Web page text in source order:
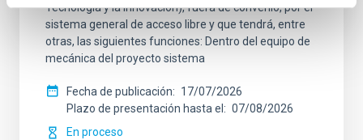
Tecnología y la Innovación), fuera de convenio, por el
sistema general de acceso libre y que tendrá, entre
otras, las siguientes funciones: Dentro del equipo de
mecánica del proyecto sistema
Fecha de publicación
17/07/2026
Plazo de presentación hasta el
07/08/2026
En proceso